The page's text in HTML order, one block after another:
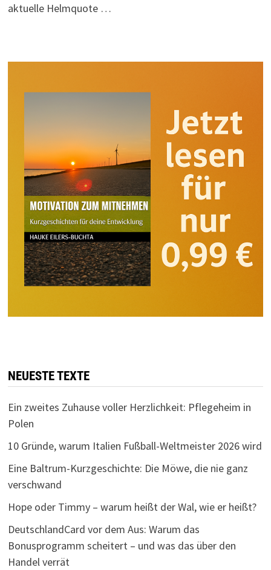
aktuelle Helmquote …
NEUESTE TEXTE
Ein zweites Zuhause voller Herzlichkeit: Pflegeheim in
Polen
10 Gründe, warum Italien Fußball-Weltmeister 2026 wird
Eine Baltrum-Kurzgeschichte: Die Möwe, die nie ganz
verschwand
Hope oder Timmy – warum heißt der Wal, wie er heißt?
DeutschlandCard vor dem Aus: Warum das
Bonusprogramm scheitert – und was das über den
Handel verrät